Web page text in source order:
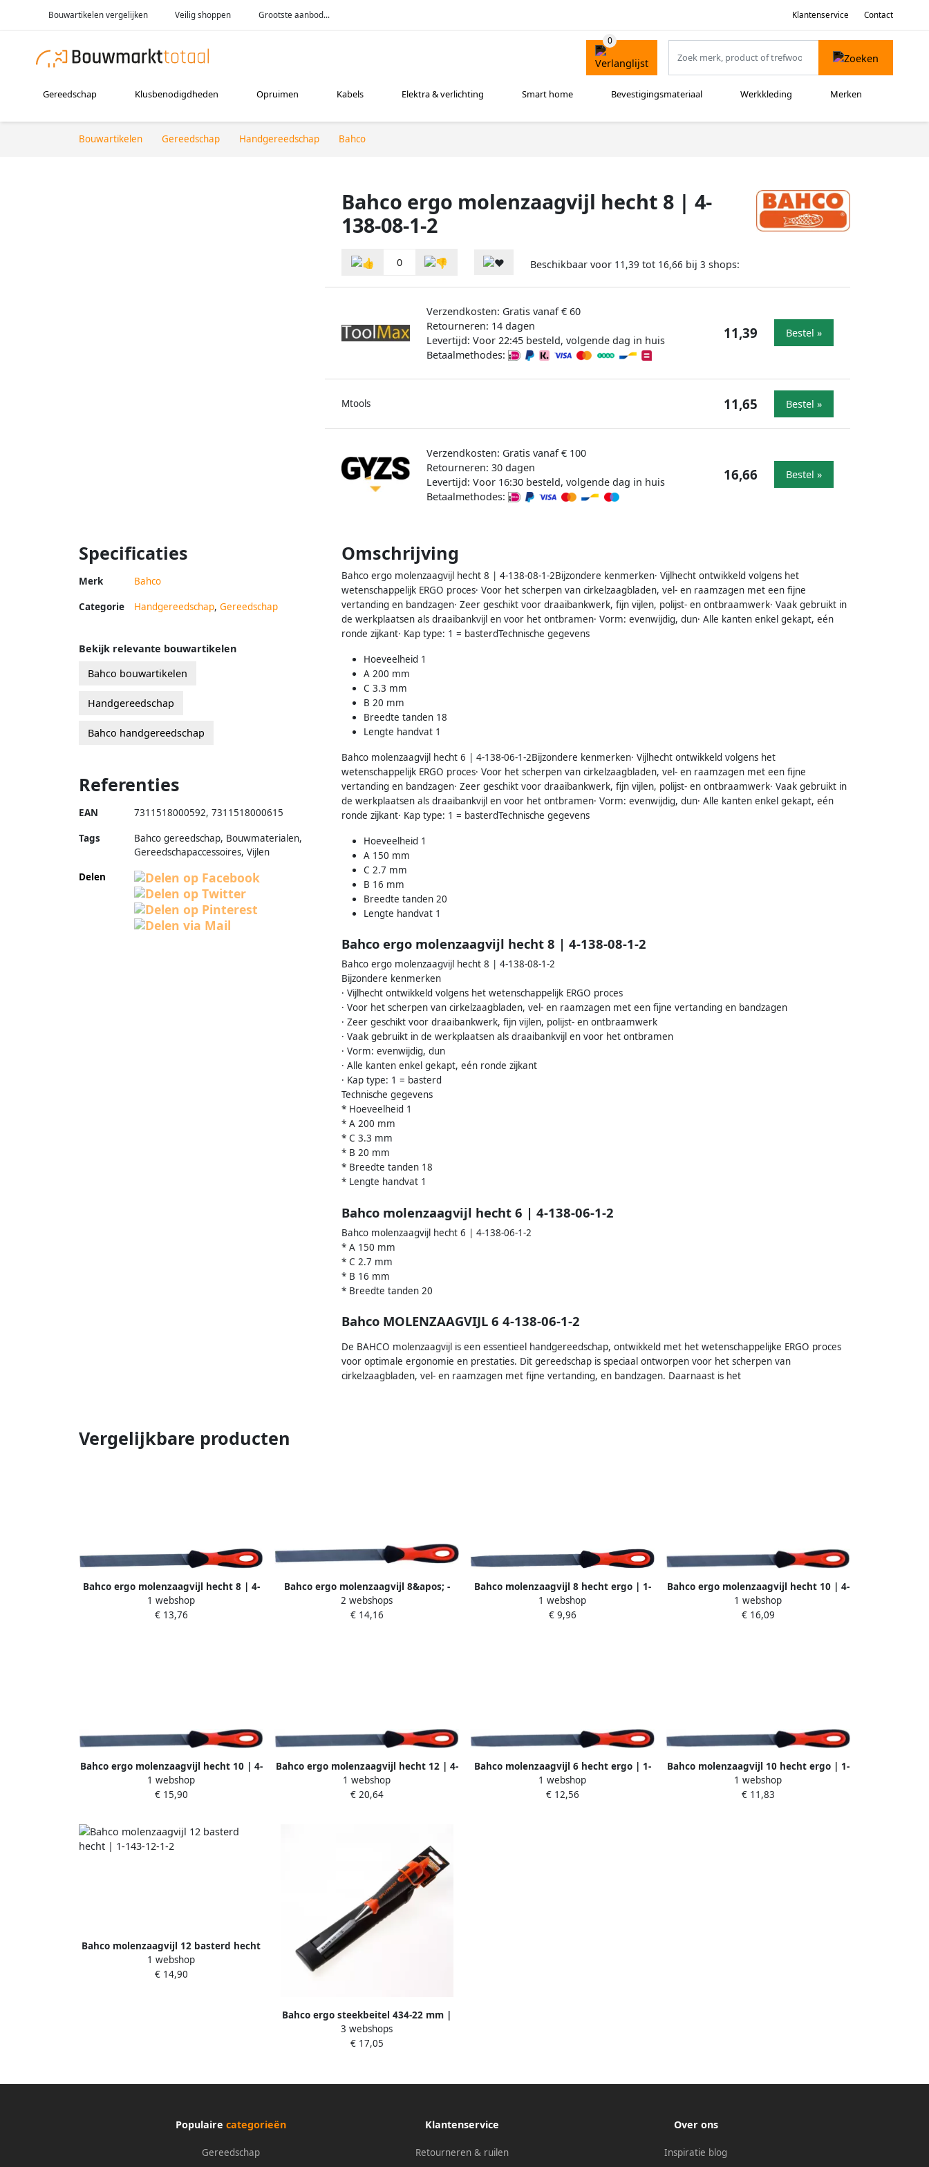
Bouwartikelen vergelijken Veilig shoppen Grootste aanbod... Klantenservice Contact
Gereedschap Klusbenodigdheden Opruimen Kabels Elektra & verlichting Smart home Bevestigingsmateriaal Werkkleding Merken
Bouwartikelen Gereedschap Handgereedschap Bahco
Bahco ergo molenzaagvijl hecht 8 | 4-
138-08-1-2
0 Beschikbaar voor 11,39 tot 16,66 bij 3 shops:
Verzendkosten: Gratis vanaf € 60
Retourneren: 14 dagen
Levertijd: Voor 22:45 besteld, volgende dag in huis
Betaalmethodes:
11,39 Bestel »
Mtools 11,65 Bestel »
Verzendkosten: Gratis vanaf € 100
Retourneren: 30 dagen
Levertijd: Voor 16:30 besteld, volgende dag in huis
Betaalmethodes:
16,66 Bestel »
Specificaties
Merk Bahco
Categorie Handgereedschap, Gereedschap
Omschrijving
Bahco ergo molenzaagvijl hecht 8 | 4-138-08-1-2Bijzondere kenmerken· Vijlhecht ontwikkeld volgens het
wetenschappelijk ERGO proces· Voor het scherpen van cirkelzaagbladen, vel- en raamzagen met een fijne
vertanding en bandzagen· Zeer geschikt voor draaibankwerk, fijn vijlen, polijst- en ontbraamwerk· Vaak gebruikt in
de werkplaatsen als draaibankvijl en voor het ontbramen· Vorm: evenwijdig, dun· Alle kanten enkel gekapt, eén
ronde zijkant· Kap type: 1 = basterdTechnische gegevens
Hoeveelheid 1
A 200 mm
C 3.3 mm
B 20 mm
Breedte tanden 18
Lengte handvat 1
Bahco molenzaagvijl hecht 6 | 4-138-06-1-2Bijzondere kenmerken· Vijlhecht ontwikkeld volgens het
wetenschappelijk ERGO proces· Voor het scherpen van cirkelzaagbladen, vel- en raamzagen met een fijne
vertanding en bandzagen· Zeer geschikt voor draaibankwerk, fijn vijlen, polijst- en ontbraamwerk· Vaak gebruikt in
de werkplaatsen als draaibankvijl en voor het ontbramen· Vorm: evenwijdig, dun· Alle kanten enkel gekapt, eén
ronde zijkant· Kap type: 1 = basterdTechnische gegevens
Hoeveelheid 1
A 150 mm
C 2.7 mm
B 16 mm
Breedte tanden 20
Lengte handvat 1
Bahco ergo molenzaagvijl hecht 8 | 4-138-08-1-2
Bahco ergo molenzaagvijl hecht 8 | 4-138-08-1-2
Bijzondere kenmerken
· Vijlhecht ontwikkeld volgens het wetenschappelijk ERGO proces
· Voor het scherpen van cirkelzaagbladen, vel- en raamzagen met een fijne vertanding en bandzagen
· Zeer geschikt voor draaibankwerk, fijn vijlen, polijst- en ontbraamwerk
· Vaak gebruikt in de werkplaatsen als draaibankvijl en voor het ontbramen
· Vorm: evenwijdig, dun
· Alle kanten enkel gekapt, eén ronde zijkant
· Kap type: 1 = basterd
Technische gegevens
* Hoeveelheid 1
* A 200 mm
* C 3.3 mm
* B 20 mm
* Breedte tanden 18
* Lengte handvat 1
Bahco molenzaagvijl hecht 6 | 4-138-06-1-2
Bahco molenzaagvijl hecht 6 | 4-138-06-1-2
* A 150 mm
* C 2.7 mm
* B 16 mm
* Breedte tanden 20
Bahco MOLENZAAGVIJL 6 4-138-06-1-2
De BAHCO molenzaagvijl is een essentieel handgereedschap, ontwikkeld met het wetenschappelijke ERGO proces
voor optimale ergonomie en prestaties. Dit gereedschap is speciaal ontworpen voor het scherpen van
cirkelzaagbladen, vel- en raamzagen met fijne vertanding, en bandzagen. Daarnaast is het
Bekijk relevante bouwartikelen
Bahco bouwartikelen
Handgereedschap
Bahco handgereedschap
Referenties
EAN 7311518000592, 7311518000615
Tags
Bahco gereedschap, Bouwmaterialen,
Gereedschapaccessoires, Vijlen
Delen
Vergelijkbare producten
Bahco ergo molenzaagvijl hecht 8 | 4-
140-08-1-2
1 webshop
€ 13,76
Bahco ergo molenzaagvijl 8&apos; -
hechting | 4-144-08-2-2
2 webshops
€ 14,16
Bahco molenzaagvijl 8 hecht ergo | 1-
143-08-1-2
1 webshop
€ 9,96
Bahco ergo molenzaagvijl hecht 10 | 4-
140-10-1-2
1 webshop
€ 16,09
Bahco ergo molenzaagvijl hecht 10 | 4-
138-10-1-2
1 webshop
€ 15,90
Bahco ergo molenzaagvijl hecht 12 | 4-
138-12-1-2
1 webshop
€ 20,64
Bahco molenzaagvijl 6 hecht ergo | 1-
143-06-1-2
1 webshop
€ 12,56
Bahco molenzaagvijl 10 hecht ergo | 1-
143-10-1-2
1 webshop
€ 11,83
Bahco molenzaagvijl 12 basterd hecht
| 1-143-12-1-2
1 webshop
€ 14,90
Bahco ergo steekbeitel 434-22 mm |
434-22
3 webshops
€ 17,05
Populaire categorieën
Gereedschap
Klantenservice
Retourneren & ruilen
Over ons
Inspiratie blog